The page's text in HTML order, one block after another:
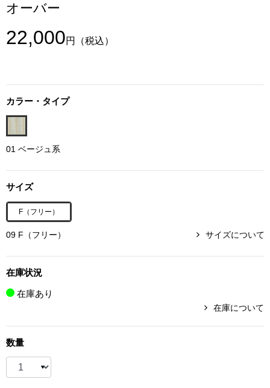
BOGARD 最新号はこちら
ランド
その他
ルームウェア
オーバー
22,000円 （税込）
カラー・タイプ
01 ベージュ系
サイズ
F（フリー）
09 F（フリー） サイズについて
在庫状況
在庫あり
在庫について
数量